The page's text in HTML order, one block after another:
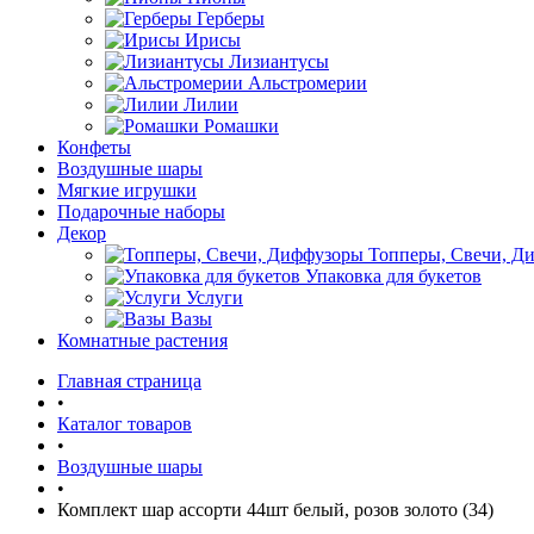
Герберы
Ирисы
Лизиантусы
Альстромерии
Лилии
Ромашки
Конфеты
Воздушные шары
Мягкие игрушки
Подарочные наборы
Декор
Топперы, Свечи,
Упаковка для букетов
Услуги
Вазы
Комнатные растения
Главная страница
•
Каталог товаров
•
Воздушные шары
•
Комплект шар ассорти 44шт белый, розов золото (34)